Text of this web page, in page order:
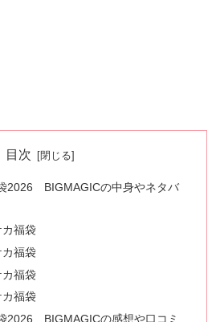
目次
2026 BIGMAGICの中身やネタバ
福袋
福袋
福袋
福袋
2026 BIGMAGICの感想や口コミ